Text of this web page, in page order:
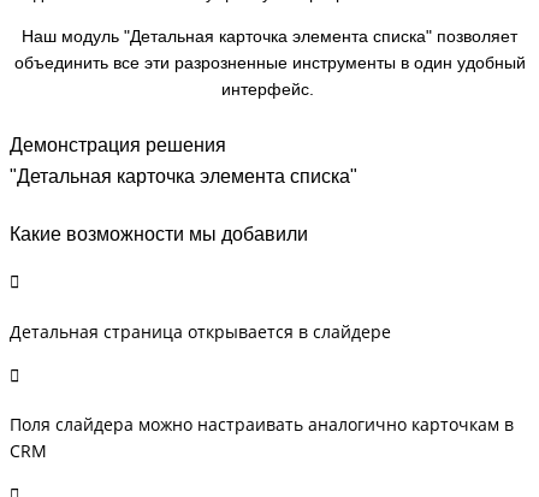
Наш модуль "Детальная карточка элемента списка" позволяет
объединить все эти разрозненные инструменты в один удобный
интерфейс.
Демонстрация решения
"Детальная карточка элемента списка"
Какие возможности мы добавили
Детальная страница открывается в слайдере
Поля слайдера можно настраивать аналогично карточкам в
CRM